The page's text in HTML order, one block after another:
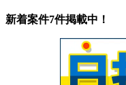
新着案件7件掲載中！